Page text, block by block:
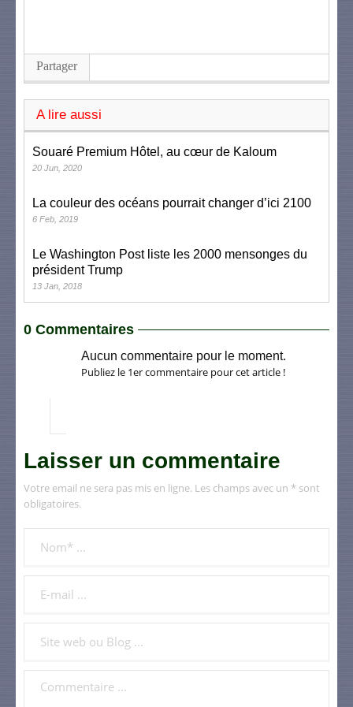
Partager
A lire aussi
Souaré Premium Hôtel, au cœur de Kaloum
20 Jun, 2020
La couleur des océans pourrait changer d’ici 2100
6 Feb, 2019
Le Washington Post liste les 2000 mensonges du
président Trump
13 Jan, 2018
0 Commentaires
Aucun commentaire pour le moment.
Publiez le 1er commentaire pour cet article !
Laisser un commentaire
Votre email ne sera pas mis en ligne. Les champs avec un * sont
obligatoires.